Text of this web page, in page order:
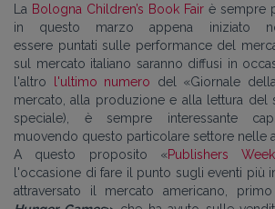
La Bologna Children’s Book Fair è sempre
in questo marzo appena iniziato
essere puntati sulle performance del
sul mercato italiano saranno diffusi in
l'altro
l'ultimo numero del «Giornale
mercato, alla produzione e alla lettura del
speciale), è sempre interessante
muovendo questo particolare settore nelle
A questo proposito «Publishers
l'occasione di fare il punto sugli eventi più
attraversato il mercato americano,